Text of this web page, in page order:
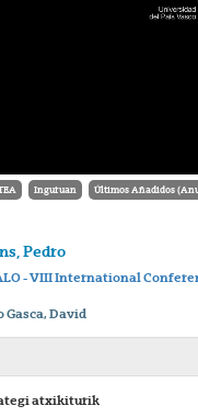
Inguruan Últimos Añadidos
Pedro
- VIII International
Gasca, David
atxikiturik